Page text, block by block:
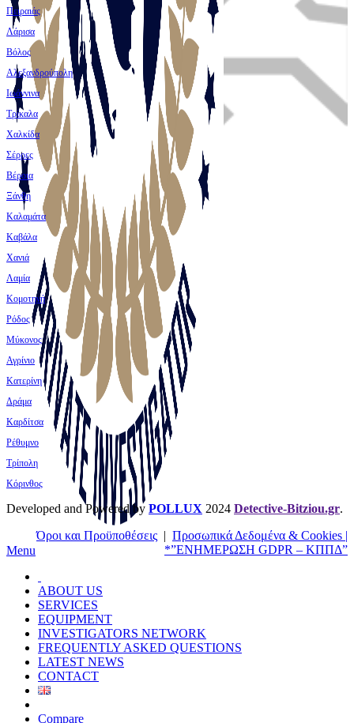
Menu
Πειραιάς
Λάρισα
Βόλος
Αλεξανδρούπολη
Ιωάννινα
Τρίκαλα
Χαλκίδα
Σέρρες
Βέροια
Ξάνθη
Καλαμάτα
Καβάλα
Χανιά
Λαμία
Κομοτηνή
Ρόδος
Μύκονος
Αγρίνιο
Κατερίνη
Δράμα
Καρδίτσα
Ρέθυμνο
Τρίπολη
Κόρινθος
Developed and Powered by POLLUX 2024 Detective-Bitziou.gr.
Όροι και Προϋποθέσεις | Προσωπικά Δεδομένα & Cookies |
*”ΕΝΗΜΕΡΩΣΗ GDPR – ΚΠΠΔ”
ABOUT US
SERVICES
EQUIPMENT
INVESTIGATORS NETWORK
FREQUENTLY ASKED QUESTIONS
LATEST NEWS
CONTACT
Compare